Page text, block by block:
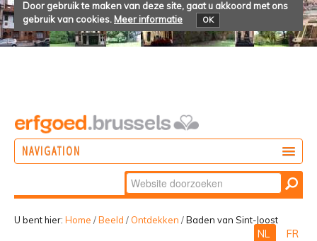
Door gebruik te maken van deze site, gaat u akkoord met ons
gebruik van cookies. Meer informatie OK
NAVIGATION
Zoek
Geavanceerd
zoeken...
U bent hier: Home /Beeld / Ontdekken /Baden van Sint-Joost
NL FR